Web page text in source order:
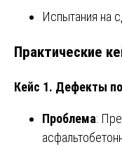
Испытания на
Практические
Кейс 1. Дефекты
Проблема: